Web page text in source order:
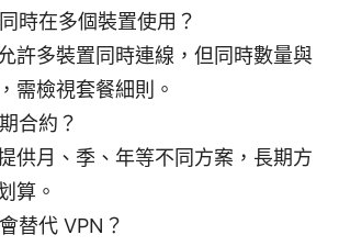
時在多個裝置使用？
許多裝置同時連線，但同時數量與
需檢視套餐細則。
合約？
供月、季、年等不同方案，長期方
算。
替代 VPN？